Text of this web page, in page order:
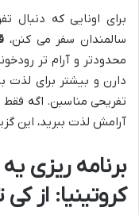
برای اونایی که دنبال
سالمندان سفر می کنن،
محدودتر و آرام تر
دارن و بیشتر برای
تفریحی مناسبن. اگه
آرامش لذت ببرید، این
برنامه ریزی
کروتینیا: از کی